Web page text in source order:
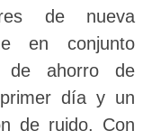
de nueva
en conjunto
de ahorro de
día y un
de ruido. Con